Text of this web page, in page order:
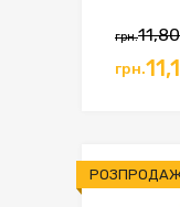
грн.
грн.